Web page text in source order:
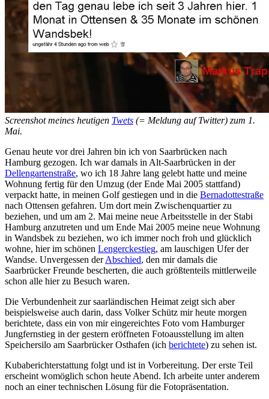
Screenshot meines heutigen Twets (= Meldung auf Twitter) zum 1.
Mai.
Genau heute vor drei Jahren bin ich von Saarbrücken nach
Hamburg gezogen. Ich war damals in Alt-Saarbrücken in der
Dellengartenstraße, wo ich 18 Jahre lang gelebt hatte und meine
Wohnung fertig für den Umzug (der Ende Mai 2005 stattfand)
verpackt hatte, in meinen Golf gestiegen und in die Bernadottestraße
nach Ottensen gefahren. Um dort mein Zwischenquartier zu
beziehen, und um am 2. Mai meine neue Arbeitsstelle in der Stabi
Hamburg anzutreten und um Ende Mai 2005 meine neue Wohnung
in Wandsbek zu beziehen, wo ich immer noch froh und glücklich
wohne, hier im schönen Lengerckestieg, am lauschigen Ufer der
Wandse. Unvergessen derAbschied, den mir damals die
Saarbrücker Freunde bescherten, die auch größtenteils mittlerweile
schon alle hier zu Besuch waren.
Die Verbundenheit zur saarländischen Heimat zeigt sich aber
beispielsweise auch darin, dass Volker Schütz mir heute morgen
berichtete, dass ein von mir eingereichtes Foto vom Hamburger
Jungfernstieg in der gestern eröffneten Fotoausstellung im alten
Speichersilo am Saarbrücker Osthafen (ich berichtete) zu sehen ist.
Kubaberichterstattung folgt und ist in Vorbereitung. Der erste Teil
erscheint womöglich schon heute Abend. Ich arbeite unter anderem
noch an einer technischen Lösung für die Fotopräsentation.